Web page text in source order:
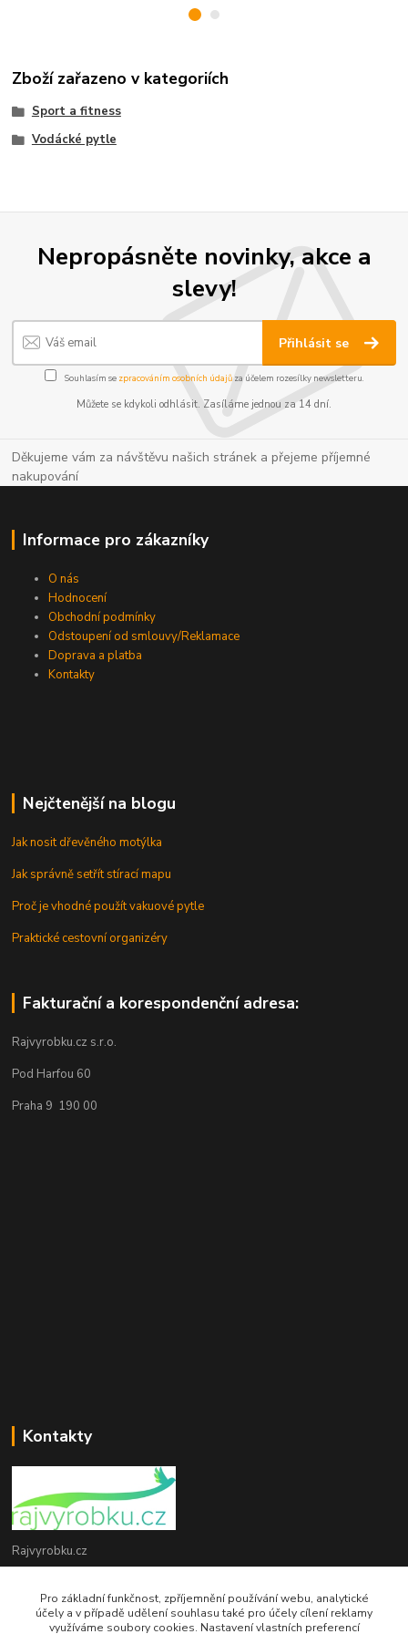
Zboží zařazeno v kategoriích
Sport a fitness
Vodácké pytle
Nepropásněte novinky, akce a
slevy!
Přihlásit se
Souhlasím se zpracováním osobních údajůza účelem rozesílky newsletteru.
Můžete se kdykoli odhlásit. Zasíláme jednou za 14 dní.
Děkujeme vám za návštěvu našich stránek a přejeme příjemné
nakupování
Informace pro zákazníky
O nás
Hodnocení
Obchodní podmínky
Odstoupení od smlouvy/Reklamace
Doprava a platba
Kontakty
Nejčtenější na blogu
Jak nosit dřevěného motýlka
Jak správně setřít stírací mapu
Proč je vhodné použít vakuové pytle
Praktické cestovní organizéry
Fakturační a korespondenční adresa:
Rajvyrobku.cz s.r.o.
Pod Harfou 60
Praha 9 190 00
Kontakty
Rajvyrobku.cz
+420 735 538 799
Pro základní funkčnost, zpříjemnění používání webu, analytické
účely a v případě udělení souhlasu také pro účely cílení reklamy
využíváme soubory cookies. Nastavení vlastních preferencí